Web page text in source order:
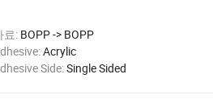
료: BOPP -> BOPP
Acrylic
Side:Single Sided